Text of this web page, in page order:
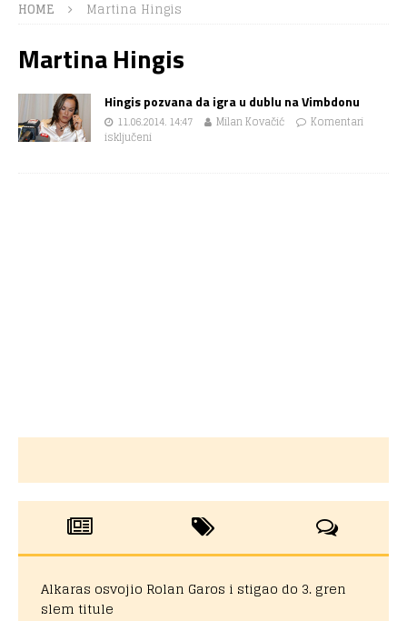
HOME Martina Hingis
Martina Hingis
Hingis pozvana da igra u dublu na Vimbdonu
11.06.2014. 14:47 Milan Kovačić
Komentari
isključeni
Alkaras osvojio Rolan Garos i stigao do 3. gren
slem titule